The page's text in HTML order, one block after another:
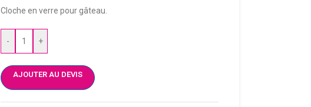
Cloche en verre pour gâteau.
- +
AJOUTER AU DEVIS